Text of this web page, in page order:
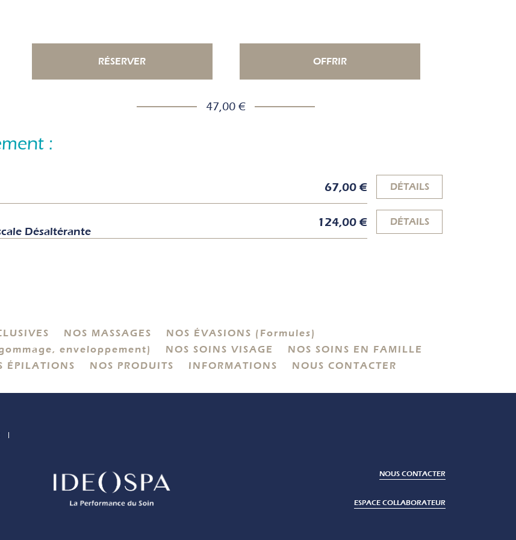
RÉSERVER OFFRIR
47,00 €
:
67,00 € DÉTAILS
Désaltérante
124,00 € DÉTAILS
NOS MASSAGES
NOS ÉVASIONS (Formules)
enveloppement)
NOS SOINS VISAGE
NOS SOINS EN FAMILLE
ÉPILATIONS NOS PRODUITS INFORMATIONS NOUS CONTACTER
NOUS CONTACTER
ESPACE COLLABORATEUR